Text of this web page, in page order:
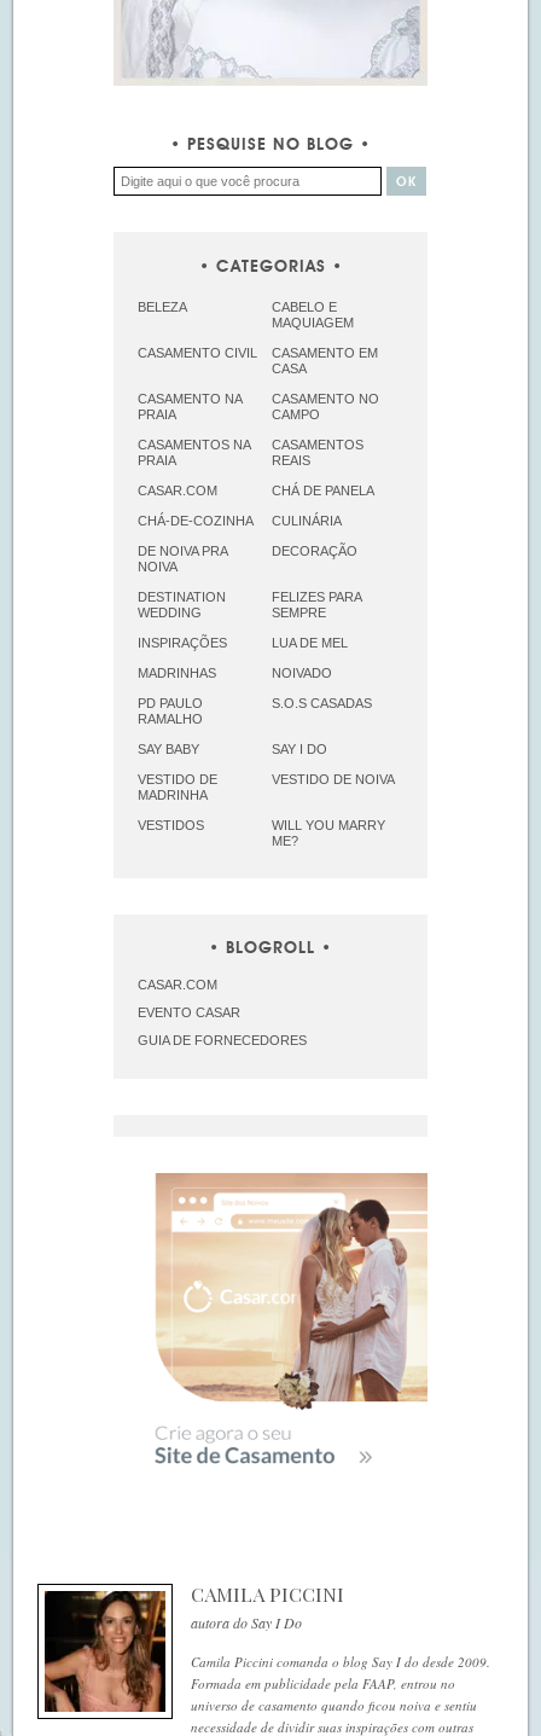
PESQUISE NO BLOG
CATEGORIAS
BELEZA
CABELO E
MAQUIAGEM
CASAMENTO CIVIL
CASAMENTO EM
CASA
CASAMENTO NA
PRAIA
CASAMENTO NO
CAMPO
CASAMENTOS NA
PRAIA
CASAMENTOS
REAIS
CASAR.COM CHÁ DE PANELA
CHÁ-DE-COZINHA CULINÁRIA
DE NOIVA PRA
NOIVA
DECORAÇÃO
DESTINATION
WEDDING
FELIZES PARA
SEMPRE
INSPIRAÇÕES LUA DE MEL
MADRINHAS NOIVADO
PD PAULO
RAMALHO
S.O.S CASADAS
SAY BABY SAY I DO
VESTIDO DE
MADRINHA
VESTIDO DE NOIVA
VESTIDOS
WILL YOU MARRY
ME?
BLOGROLL
CASAR.COM
EVENTO CASAR
GUIA DE FORNECEDORES
CAMILA PICCINI
autora do Say I Do
Camila Piccini comanda o blog Say I do desde 2009.
Formada em publicidade pela FAAP, entrou no
universo de casamento quando ficou noiva e sentiu
necessidade de dividir suas inspirações com outras